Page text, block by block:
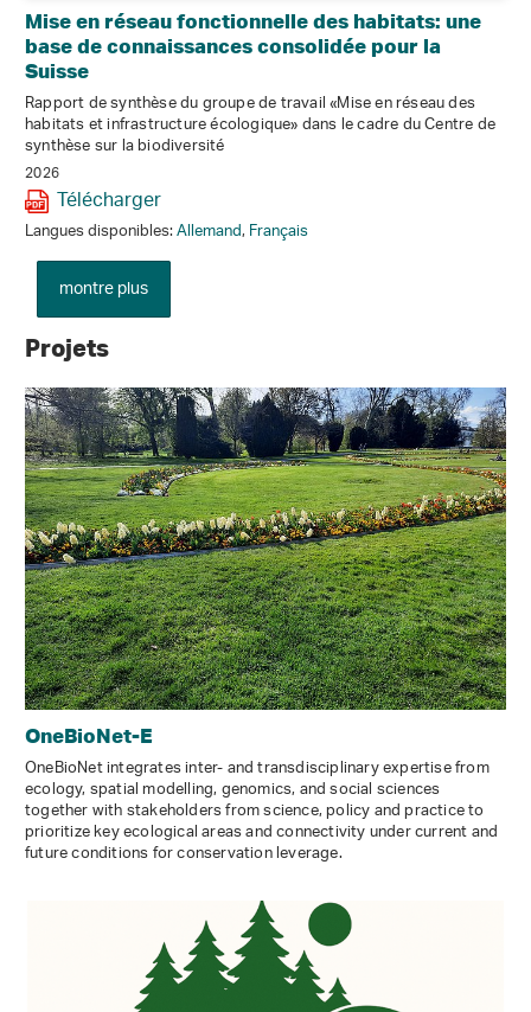
Mise en réseau fonctionnelle des habitats: une
base de connaissances consolidée pour la
Suisse
Rapport de synthèse du groupe de travail «Mise en réseau des
habitats et infrastructure écologique» dans le cadre du Centre de
synthèse sur la biodiversité
2026
Télécharger
Langues disponibles:Allemand,Français
montre plus
Projets
OneBioNet-E
OneBioNet integrates inter- and transdisciplinary expertise from
ecology, spatial modelling, genomics, and social sciences
together with stakeholders from science, policy and practice to
prioritize key ecological areas and connectivity under current and
future conditions for conservation leverage.